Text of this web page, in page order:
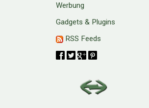
Werbung
Gadgets & Plugins
RSS Feeds